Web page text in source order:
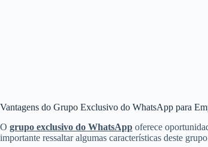
Vantagens do Grupo Exclusivo do WhatsApp para
O grupo exclusivo do WhatsApp oferece
importante ressaltar algumas características deste